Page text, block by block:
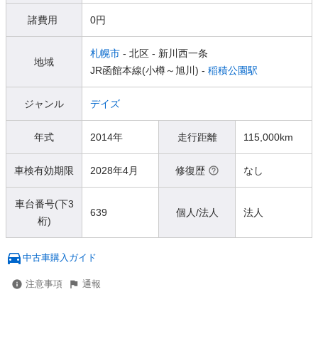
諸費用 0円
地域
札幌市 - 北区 - 新川西一条
JR函館本線(小樽～旭川) - 稲積公園駅
ジャンル デイズ
年式 2014年 走行距離 115,000km
車検有効期限 2028年4月 修復歴 なし
車台番号(下3
桁)
639 個人/法人 法人
中古車購入ガイド
注意事項 通報